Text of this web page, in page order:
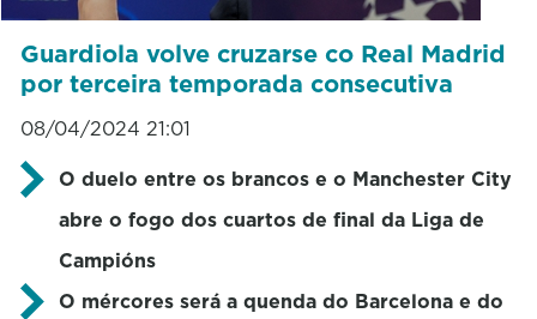
Guardiola volve cruzarse co Real Madrid
por terceira temporada consecutiva
08/04/2024 21:01
O duelo entre os brancos e o Manchester City
abre o fogo dos cuartos de final da Liga de
Campións
O mércores será a quenda do Barcelona e do